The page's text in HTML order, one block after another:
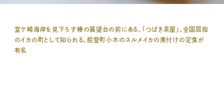
堂ケ崎海岸を見下ろす椿の展望台の前にある、「つばき茶屋」。全国屈指
のイカの町として知られる、能登町小木のスルメイカの煮付けの定食が
有名